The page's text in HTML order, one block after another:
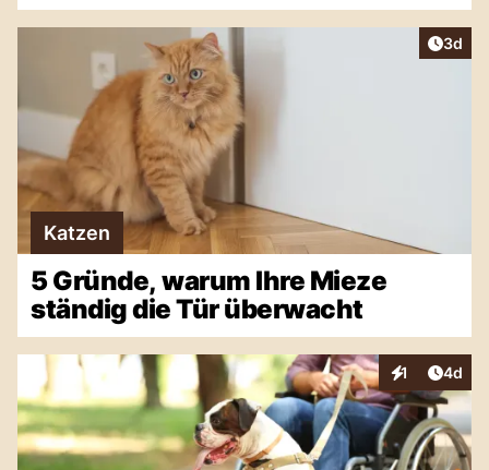
3d
Katzen
5 Gründe, warum Ihre Mieze
ständig die Tür überwacht
1
Interaktionen
4d